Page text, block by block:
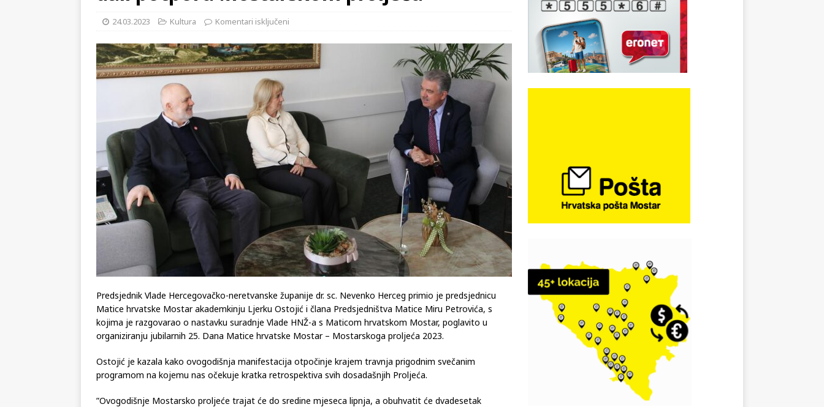
(video)
KULTURA
[ 28.07.2026 ] Uhićen napadač iz Međugorja; ‘Slobodna Dalmacija‘ u posjedu dramatične
snimke potjere i hvatanja muškarca u polju kod granice!
CRNA KRONIKA
[ 06.08.2026 ] Vrhunac toplinskog vala. Svježije u petak. Negdje stižu i pljuskovi. VRIJEME
24.03.2023 Kultura Komentari isključeni
Predsjednik Vlade Hercegovačko-neretvanske županije dr. sc. Nevenko Herceg primio je predsjednicu
Matice hrvatske Mostar akademkinju Ljerku Ostojić i člana Predsjedništva Matice Miru Petrovića, s
kojima je razgovarao o nastavku suradnje Vlade HNŽ-a s Maticom hrvatskom Mostar, poglavito u
organiziranju jubilarnih 25. Dana Matice hrvatske Mostar – Mostarskoga proljeća 2023.
Ostojić je kazala kako ovogodišnja manifestacija otpočinje krajem travnja prigodnim svečanim
programom na kojemu nas očekuje kratka retrospektiva svih dosadašnjih Proljeća.
”Ovogodišnje Mostarsko proljeće trajat će do sredine mjeseca lipnja, a obuhvatit će dvadesetak